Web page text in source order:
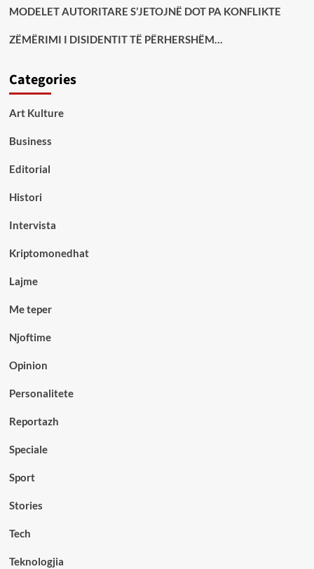
MODELET AUTORITARE S’JETOJNË DOT PA KONFLIKTE
ZËMËRIMI I DISIDENTIT TË PËRHERSHËM…
Categories
Art Kulture
Business
Editorial
Histori
Intervista
Kriptomonedhat
Lajme
Me teper
Njoftime
Opinion
Personalitete
Reportazh
Speciale
Sport
Stories
Tech
Teknologjia